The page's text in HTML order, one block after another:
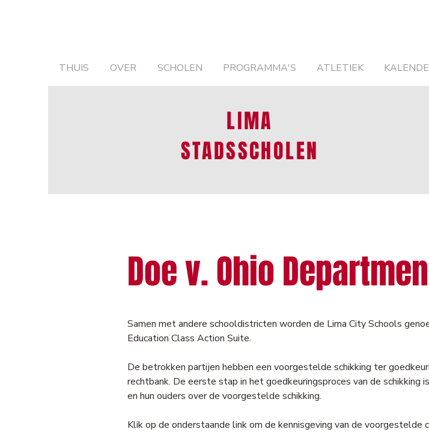
THUIS OVER SCHOLEN PROGRAMMA'S ATLETIEK
LIMA
STADSSCHOLEN
Doe v. Ohio
Samen met andere schooldistricten worden de Lima City Schools
Education Class Action Suite.
De betrokken partijen hebben een voorgestelde schikking ter
rechtbank. De eerste stap in het goedkeuringsproces van de schikking
en hun ouders over de voorgestelde schikking.
Klik op de onderstaande link om de kennisgeving van de voorgestelde